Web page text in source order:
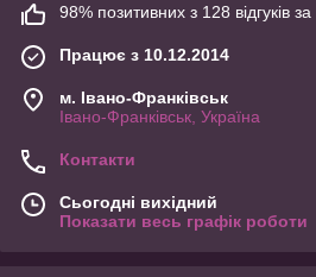
98% позитивних з 128 відгуків за
Працює з 10.12.2014
м. Івано-Франківськ
Івано-Франківськ, Україна
Контакти
Сьогодні вихідний
Показати весь графік роботи